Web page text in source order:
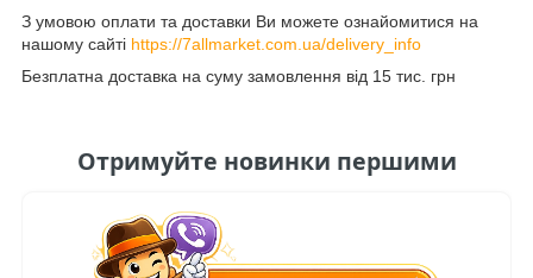
З умовою оплати та доставки Ви можете ознайомитися на
нашому сайті https://7allmarket.com.ua/delivery_info
Безплатна доставка на суму замовлення від 15 тис. грн
Отримуйте новинки першими